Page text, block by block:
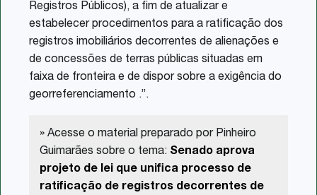
Registros Públicos), a fim de atualizar e
estabelecer procedimentos para a ratificação dos
registros imobiliários decorrentes de alienações e
de concessões de terras públicas situadas em
faixa de fronteira e de dispor sobre a exigência do
georreferenciamento .”.
» Acesse o material preparado por Pinheiro
Guimarães sobre o tema: Senado aprova
projeto de lei que unifica processo de
ratificação de registros decorrentes de